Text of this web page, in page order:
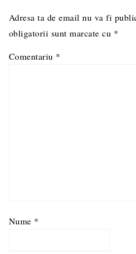
Adresa ta de email nu va fi
obligatorii sunt marcate cu *
Comentariu *
Nume *